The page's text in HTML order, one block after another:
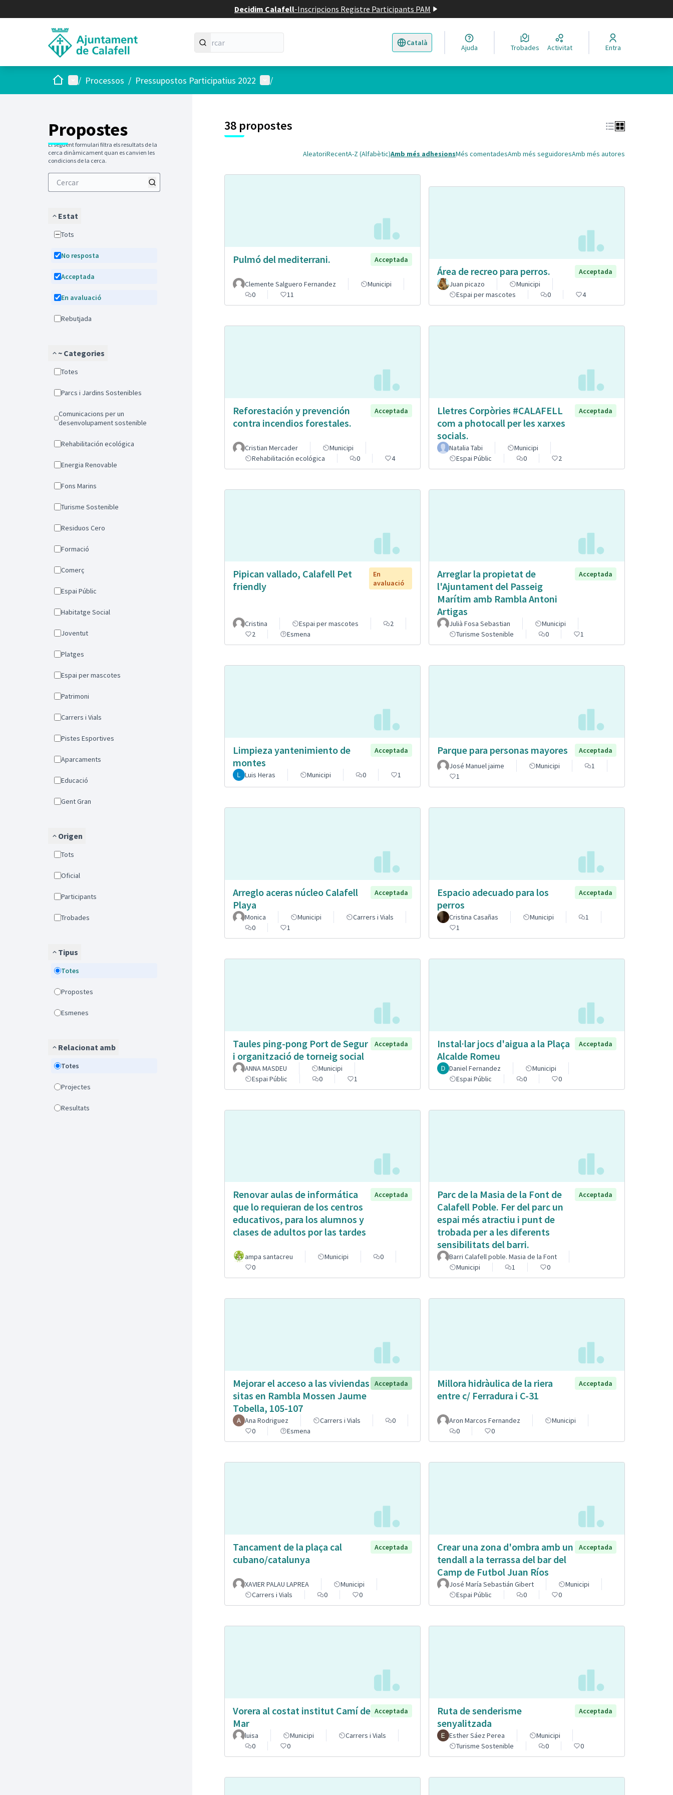
Decidim Calafell-Inscripcions Registre Participants PAM
Català
Triar la llengua Elegir el idioma
Ajuda Trobades Activitat Entra
Inici Menú principal
/ Processos / Pressupostos Participatius 2022 Menú d'usuari
/
Propostes
El següent formulari filtra els resultats de la
cerca dinàmicament quan es canvien les
condicions de la cerca.
Estat
Tots
No resposta
Acceptada
En avaluació
Rebutjada
~ Categories
Totes
Parcs i Jardins Sostenibles
Comunicacions per un
desenvolupament sostenible
Rehabilitación ecológica
Energia Renovable
Fons Marins
Turisme Sostenible
Residuos Cero
Formació
Comerç
Espai Públic
Habitatge Social
Joventut
Platges
Espai per mascotes
Patrimoni
Carrers i Vials
Pistes Esportives
Aparcaments
Educació
Gent Gran
Origen
Tots
Oficial
Participants
Trobades
Tipus
Totes
Propostes
Esmenes
Relacionat amb
Totes
Projectes
Resultats
38 propostes
AleatoriRecentA-Z (Alfabètic)Amb més adhesionsMés comentadesAmb més seguidoresAmb més autores
Pulmó del mediterrani. Acceptada
Clemente Salguero Fernandez
Municipi
0
11
Área de recreo para perros.
Acceptada
Juan picazo
Municipi
Espai per mascotes
0 4
Reforestación y prevención
contra incendios forestales.
Acceptada
Cristian Mercader
Municipi
Rehabilitación ecológica
0 4
Lletres Corpòries #CALAFELL
com a photocall per les xarxes
socials.
Acceptada
Natalia Tabi
Municipi
Espai Públic
0 2
Pipican vallado, Calafell Pet
friendly
En
avaluació
Cristina Espai per mascotes
2
2
Esmena
Arreglar la propietat de
l'Ajuntament del Passeig
Marítim amb Rambla Antoni
Artigas
Acceptada
Julià Fosa Sebastian
Municipi
Turisme Sostenible
0 1
Limpieza yantenimiento de
montes
Acceptada
Luis Heras Municipi 0 1
Parque para personas mayores
Acceptada
José Manuel jaime
Municipi
1
1
Arreglo aceras núcleo Calafell
Playa
Acceptada
Monica Municipi
Carrers i Vials
0
1
Espacio adecuado para los
perros
Acceptada
Cristina Casañas Municipi
1
1
Taules ping-pong Port de Segur
i organització de torneig social
Acceptada
ANNA MASDEU
Municipi
Espai Públic
0 1
Instal·lar jocs d'aigua a la Plaça
Alcalde Romeu
Acceptada
Daniel Fernandez
Municipi
Espai Públic
0 0
Renovar aulas de informática
que lo requieran de los centros
educativos, para los alumnos y
clases de adultos por las tardes
Acceptada
ampa santacreu Municipi
0
0
Parc de la Masia de la Font de
Calafell Poble. Fer del parc un
espai més atractiu i punt de
trobada per a les diferents
sensibilitats del barri.
Acceptada
Barri Calafell poble. Masia de la Font
Municipi
1 0
Mejorar el acceso a las viviendas
sitas en Rambla Mossen Jaume
Tobella, 105-107
Acceptada
Ana Rodriguez Carrers i Vials
0
0
Esmena
Millora hidràulica de la riera
entre c/ Ferradura i C-31
Acceptada
Aron Marcos Fernandez
Municipi
0
0
Tancament de la plaça cal
cubano/catalunya
Acceptada
XAVIER PALAU LAPREA
Municipi
Carrers i Vials
0 0
Crear una zona d'ombra amb un
tendall a la terrassa del bar del
Camp de Futbol Juan Ríos
Acceptada
José María Sebastián Gibert
Municipi
Espai Públic
0 0
Vorera al costat institut Camí de
Mar
Acceptada
luisa Municipi
Carrers i Vials
0
0
Ruta de senderisme
senyalitzada
Acceptada
Esther Sáez Perea
Municipi
Turisme Sostenible
0 0